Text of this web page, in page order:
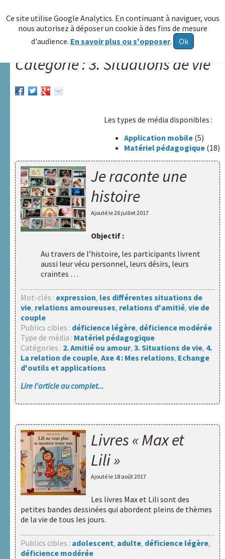
Ce site utilise Google Analytics. En continuant à naviguer, vous
nous autorisez à déposer un cookie à des fins de mesure
d'audience. En savoir plus ou s'opposer. Ok
≡
Allez au
contenu
Accueil
A.R.A.P.H.
Poser
une
question
Echange
d’outils et
Centre de
documentation
« Des femmes
et des
hommes »
Liens
utiles
Actualités
Rechercher :
Nos
sites
internet
A.R.A.P.H.
et
Santé
Catégorie : 3. Situations de vie
Les types de média disponibles :
Application mobile (5)
Matériel pédagogique (18)
Je raconte une
histoire
Ajouté le26 juillet 2017
Objectif :
Au travers de l’histoire, les participants livrent
aussi leur vécu personnel, leurs désirs, leurs
craintes …
Mot-clés : expression, les différentes situations de
vie, relations amoureuses, relations d'amitié, vie de
couple
Publics cibles : déficience légère, déficience modérée
Type de média : Matériel pédagogique
Catégories : 2. Amitié ou amour, 3. Situations de vie, 4.
La relation de couple, Axe 4 : Mes relations, Echange
d'outils et applications
Lire l'article au complet...
Livres « Max et
Lili »
Ajouté le 18 août 2017
Les livres Max et Lili sont des
petites bandes dessinées qui abordent pleins de thèmes
de la vie de tous les jours.
Publics cibles : adolescent, adulte, déficience légère,
déficience modérée